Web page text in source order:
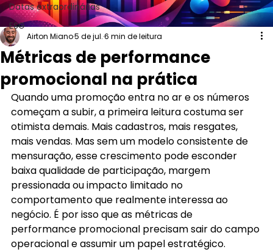
Datas extraordinárias
ESG
Métricas de performance
promocional na prática
Airton Miano5 de jul.6 min de leitura
Quando uma promoção entra no ar e os números
começam a subir, a primeira leitura costuma ser
otimista demais. Mais cadastros, mais resgates,
mais vendas. Mas sem um modelo consistente de
mensuração, esse crescimento pode esconder
baixa qualidade de participação, margem
pressionada ou impacto limitado no
comportamento que realmente interessa ao
negócio. É por isso que as métricas de
performance promocional precisam sair do campo
operacional e assumir um papel estratégico.